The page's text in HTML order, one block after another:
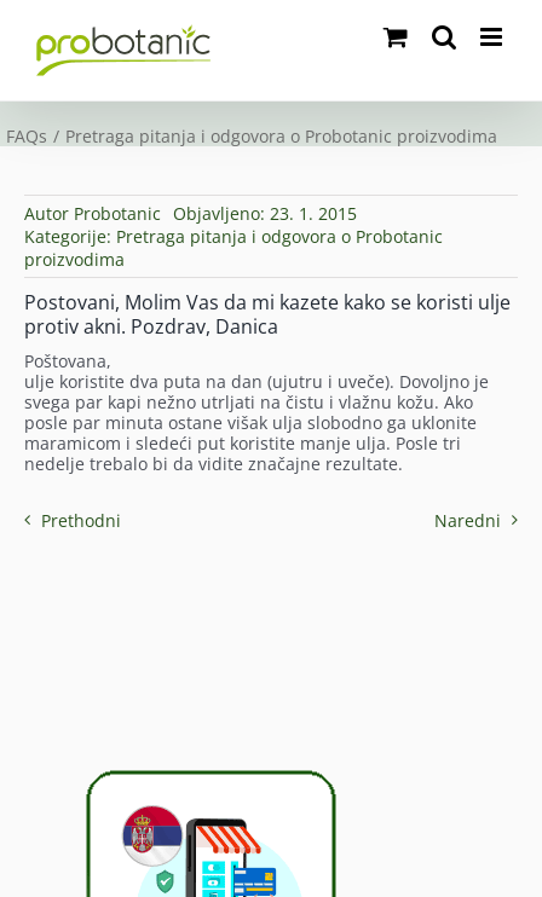
content
FAQs Pretraga pitanja i odgovora o Probotanic proizvodima
Autor Probotanic Objavljeno: 23. 1. 2015
Kategorije: Pretraga pitanja i odgovora o Probotanic
proizvodima
Postovani, Molim Vas da mi kazete kako se koristi ulje
protiv akni. Pozdrav, Danica
Poštovana,
ulje koristite dva puta na dan (ujutru i uveče). Dovoljno je
svega par kapi nežno utrljati na čistu i vlažnu kožu. Ako
posle par minuta ostane višak ulja slobodno ga uklonite
maramicom i sledeći put koristite manje ulja. Posle tri
nedelje trebalo bi da vidite značajne rezultate.
Prethodni Naredni